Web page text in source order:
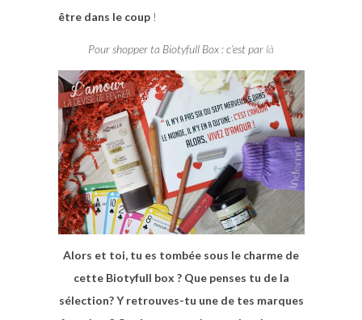
être dans le coup!
Pour shopper ta Biotyfull Box : c’est par là
Alors et toi, tu es tombée sous le charme de
cette Biotyfull box ? Que penses tu de la
sélection? Y retrouves-tu une de tes marques